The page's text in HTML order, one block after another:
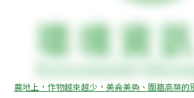
農地上，作物越來越少，美侖美奐、圍牆高築的